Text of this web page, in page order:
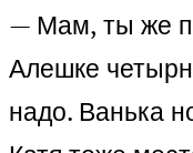
— Мам, ты же
Алешке
надо. Ванька